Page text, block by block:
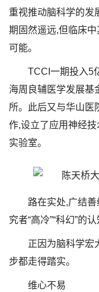
重视推动脑科学的发
期固然遥远,但临床
可能。
TCCI一期投入5
海周良辅医学发展基
所。此后又与华山医
作,设立了应用神经
实验室。
路在实处,广结
究者“高冷”“科幻”的
正因为脑科学宏
步都走得踏实。
维心不易